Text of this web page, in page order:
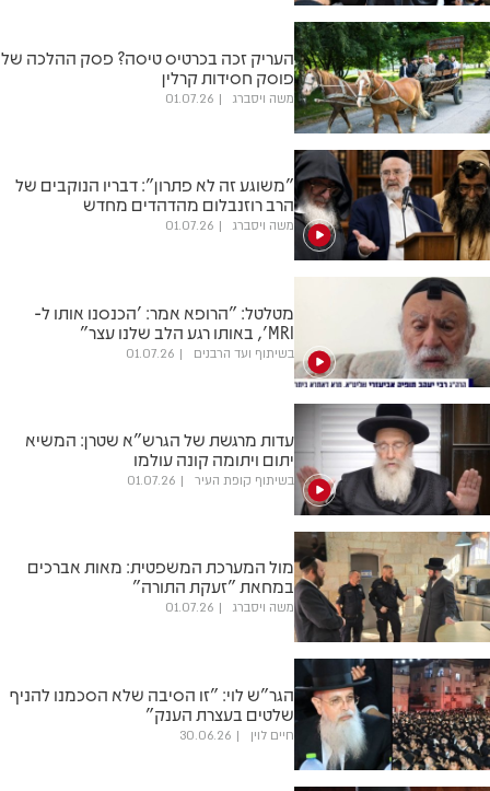
העריק זכה בכרטיס טיסה? פסק ההלכה של
פוסק חסידות קרלין
משה ויסברג 01.07.26
"משוגע זה לא פתרון": דבריו הנוקבים של
הרב רוזנבלום מהדהדים מחדש
משה ויסברג 01.07.26
מטלטל: "הרופא אמר: 'הכנסנו אותו ל-
MRI', באותו רגע הלב שלנו עצר"
בשיתוף ועד הרבנים 01.07.26
עדות מרגשת של הגרש"א שטרן: המשיא
יתום ויתומה קונה עולמו
בשיתוף קופת העיר 01.07.26
מול המערכת המשפטית: מאות אברכים
במחאת "זעקת התורה"
משה ויסברג 01.07.26
הגר"ש לוי: "זו הסיבה שלא הסכמנו להניף
שלטים בעצרת הענק"
חיים לוין 30.06.26